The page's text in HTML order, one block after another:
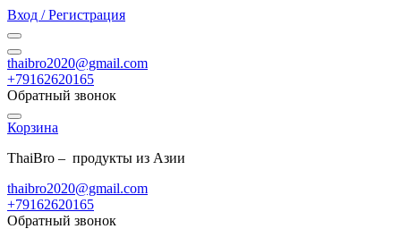
Вход / Регистрация
thaibro2020@gmail.com
+79162620165
Обратный звонок
Корзина
ThaiBro – продукты из Азии
thaibro2020@gmail.com
+79162620165
Обратный звонок